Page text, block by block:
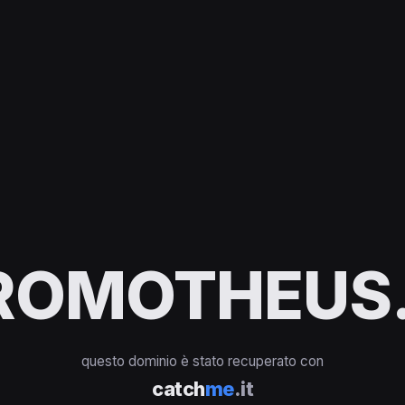
questo dominio è stato recuperato con
catchme.it